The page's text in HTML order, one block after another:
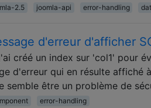
2.5 joomla-api error-handling
d'erreur d'afficher
créé un index sur 'col1' pour
d'erreur qui en résulte
semble être un problème de
error-handling